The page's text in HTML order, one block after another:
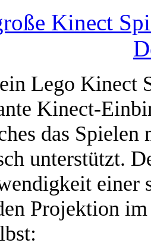
Kinect
Lego Kinect
Kinect-
das
unterstützt.
einer
Projektion